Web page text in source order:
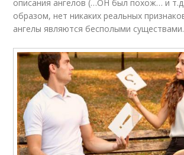
описания ангелов (…ОН был похож… и
образом, нет никаких реальных
ангелы являются бесполыми существами.